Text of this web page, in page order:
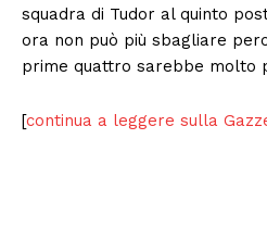
squadra di Tudor al quinto
ora non può più sbagliare
prime quattro sarebbe molto
[continua a leggere sulla